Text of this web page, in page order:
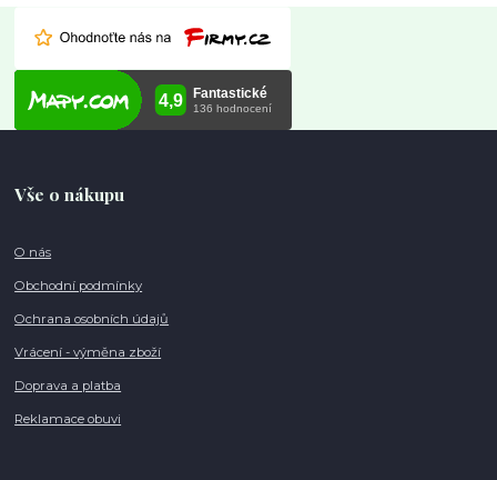
Vše o nákupu
O nás
Obchodní podmínky
Ochrana osobních údajů
Vrácení - výměna zboží
Doprava a platba
Reklamace obuvi